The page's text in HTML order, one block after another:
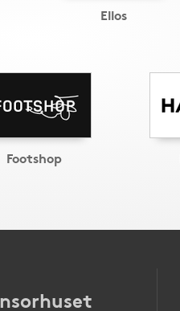
Ellos
Footshop